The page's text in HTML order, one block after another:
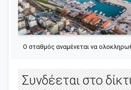
Ο σταθμός αναμένεται να
Συνδέεται στο